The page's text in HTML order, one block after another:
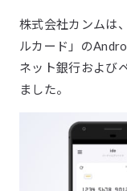
株式会社カンムは
ルカード」の
ネット銀行および
ました。